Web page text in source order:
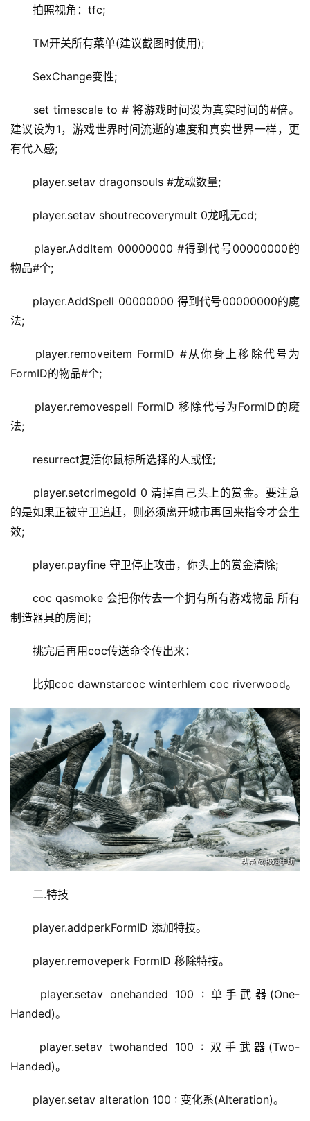
拍照视角：tfc;
TM开关所有菜单(建议截图时使用);
SexChange变性;
set timescale to # 将游戏时间设为真实时间的#倍。
建议设为1，游戏世界时间流逝的速度和真实世界一样，更
有代入感;
player.setav dragonsouls #龙魂数量;
player.setav shoutrecoverymult 0龙吼无cd;
player.AddItem 00000000 #得到代号00000000的
物品#个;
player.AddSpell 00000000 得到代号00000000的魔
法;
player.removeitem FormID #从你身上移除代号为
FormID的物品#个;
player.removespell FormID 移除代号为FormID的魔
法;
resurrect复活你鼠标所选择的人或怪;
player.setcrimegold 0 清掉自己头上的赏金。要注意
的是如果正被守卫追赶，则必须离开城市再回来指令才会生
效;
player.payfine 守卫停止攻击，你头上的赏金清除;
coc qasmoke 会把你传去一个拥有所有游戏物品 所有
制造器具的房间;
挑完后再用coc传送命令传出来：
比如coc dawnstarcoc winterhlem coc riverwood。
二.特技
player.addperkFormID 添加特技。
player.removeperk FormID 移除特技。
player.setav onehanded 100 : 单手武器(One-
Handed)。
player.setav twohanded 100 : 双手武器(Two-
Handed)。
player.setav alteration 100 : 变化系(Alteration)。